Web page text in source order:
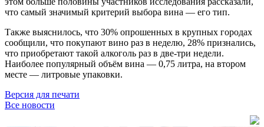
что самый значимый критерий выбора вина — его тип.
Также выяснилось, что 30% опрошенных в крупных городах
сообщили, что покупают вино раз в неделю, 28% признались,
что приобретают такой алкоголь раз в две-три недели.
Наиболее популярный объём вина — 0,75 литра, на втором
месте — литровые упаковки.
Версия для печати
Все новости